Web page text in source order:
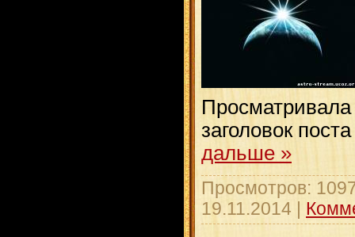
заголовок
дальше »
Просмотров:
19.11.2014